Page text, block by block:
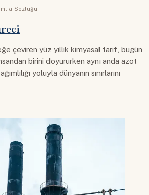
Sözlüğü
çeviren yüz yıllık kimyasal tarif, bugün
birini doyururken aynı anda azot
yoluyla dünyanın sınırlarını